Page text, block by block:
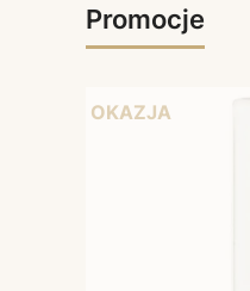
Promocje
OKAZJA